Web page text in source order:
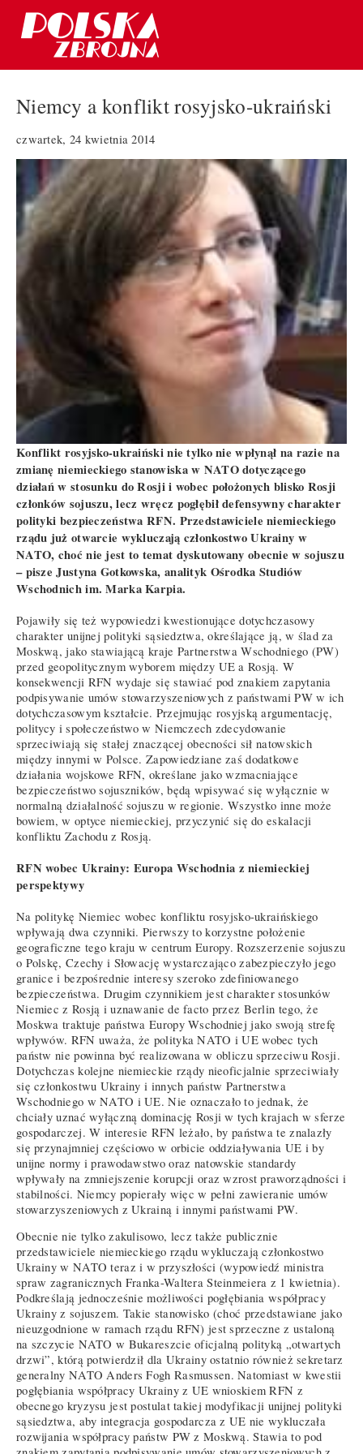
Niemcy a konflikt rosyjsko-ukraiński
czwartek, 24 kwietnia 2014
Konflikt rosyjsko-ukraiński nie tylko nie wpłynął na razie na
zmianę niemieckiego stanowiska w NATO dotyczącego
działań w stosunku do Rosji i wobec położonych blisko Rosji
członków sojuszu, lecz wręcz pogłębił defensywny charakter
polityki bezpieczeństwa RFN. Przedstawiciele niemieckiego
rządu już otwarcie wykluczają członkostwo Ukrainy w
NATO, choć nie jest to temat dyskutowany obecnie w sojuszu
– pisze Justyna Gotkowska, analityk Ośrodka Studiów
Wschodnich im. Marka Karpia.
Pojawiły się też wypowiedzi kwestionujące dotychczasowy
charakter unijnej polityki sąsiedztwa, określające ją, w ślad za
Moskwą, jako stawiającą kraje Partnerstwa Wschodniego (PW)
przed geopolitycznym wyborem między UE a Rosją. W
konsekwencji RFN wydaje się stawiać pod znakiem zapytania
podpisywanie umów stowarzyszeniowych z państwami PW w ich
dotychczasowym kształcie. Przejmując rosyjską argumentację,
politycy i społeczeństwo w Niemczech zdecydowanie
sprzeciwiają się stałej znaczącej obecności sił natowskich
między innymi w Polsce. Zapowiedziane zaś dodatkowe
działania wojskowe RFN, określane jako wzmacniające
bezpieczeństwo sojuszników, będą wpisywać się wyłącznie w
normalną działalność sojuszu w regionie. Wszystko inne może
bowiem, w optyce niemieckiej, przyczynić się do eskalacji
konfliktu Zachodu z Rosją.
RFN wobec Ukrainy: Europa Wschodnia z niemieckiej
perspektywy
Na politykę Niemiec wobec konfliktu rosyjsko-ukraińskiego
wpływają dwa czynniki. Pierwszy to korzystne położenie
geograficzne tego kraju w centrum Europy. Rozszerzenie sojuszu
o Polskę, Czechy i Słowację wystarczająco zabezpieczyło jego
granice i bezpośrednie interesy szeroko zdefiniowanego
bezpieczeństwa. Drugim czynnikiem jest charakter stosunków
Niemiec z Rosją i uznawanie de facto przez Berlin tego, że
Moskwa traktuje państwa Europy Wschodniej jako swoją strefę
wpływów. RFN uważa, że polityka NATO i UE wobec tych
państw nie powinna być realizowana w obliczu sprzeciwu Rosji.
Dotychczas kolejne niemieckie rządy nieoficjalnie sprzeciwiały
się członkostwu Ukrainy i innych państw Partnerstwa
Wschodniego w NATO i UE. Nie oznaczało to jednak, że
chciały uznać wyłączną dominację Rosji w tych krajach w sferze
gospodarczej. W interesie RFN leżało, by państwa te znalazły
się przynajmniej częściowo w orbicie oddziaływania UE i by
unijne normy i prawodawstwo oraz natowskie standardy
wpływały na zmniejszenie korupcji oraz wzrost praworządności i
stabilności. Niemcy popierały więc w pełni zawieranie umów
stowarzyszeniowych z Ukrainą i innymi państwami PW.
Obecnie nie tylko zakulisowo, lecz także publicznie
przedstawiciele niemieckiego rządu wykluczają członkostwo
Ukrainy w NATO teraz i w przyszłości (wypowiedź ministra
spraw zagranicznych Franka-Waltera Steinmeiera z 1 kwietnia).
Podkreślają jednocześnie możliwości pogłębiania współpracy
Ukrainy z sojuszem. Takie stanowisko (choć przedstawiane jako
nieuzgodnione w ramach rządu RFN) jest sprzeczne z ustaloną
na szczycie NATO w Bukareszcie oficjalną polityką „otwartych
drzwi”, którą potwierdził dla Ukrainy ostatnio również sekretarz
generalny NATO Anders Fogh Rasmussen. Natomiast w kwestii
pogłębiania współpracy Ukrainy z UE wnioskiem RFN z
obecnego kryzysu jest postulat takiej modyfikacji unijnej polityki
sąsiedztwa, aby integracja gospodarcza z UE nie wykluczała
rozwijania współpracy państw PW z Moskwą. Stawia to pod